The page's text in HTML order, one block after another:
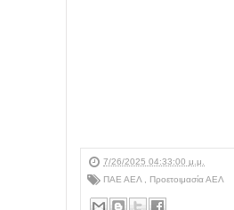
7/26/2025 04:33:00 μ.μ.
ΠΑΕ ΑΕΛ , Προετοιμασία ΑΕΛ